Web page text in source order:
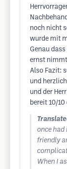
noch nicht
wurde mit
Genau
ernst
Also Fazit:
und
und der
bereit 10/
once had
friendly
When I